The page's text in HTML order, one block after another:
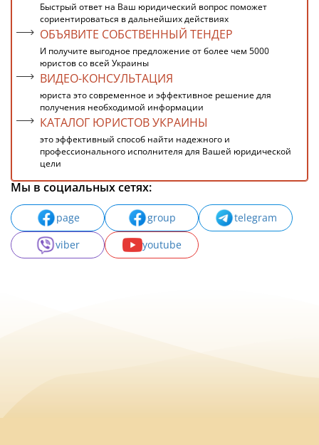
Быстрый ответ на Ваш юридический вопрос поможет
сориентироваться в дальнейших действиях
ОБЪЯВИТЕ СОБСТВЕННЫЙ ТЕНДЕР
И получите выгодное предложение от более чем 5000
юристов со всей Украины
ВИДЕО-КОНСУЛЬТАЦИЯ
юриста это современное и эффективное решение для
получения необходимой информации
КАТАЛОГ ЮРИСТОВ УКРАИНЫ
это эффективный способ найти надежного и
профессионального исполнителя для Вашей юридической
цели
Мы в социальных сетях:
page group
telegram
viber
youtube